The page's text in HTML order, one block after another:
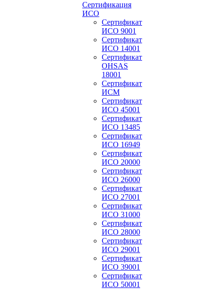
Сертификация
ИСО
Сертификат
ИСО 9001
Сертификат
ИСО 14001
Сертификат
OHSAS
18001
Сертификат
ИСМ
Сертификат
ИСО 45001
Сертификат
ИСО 13485
Сертификат
ИСО 16949
Сертификат
ИСО 20000
Сертификат
ИСО 26000
Сертификат
ИСО 27001
Сертификат
ИСО 31000
Сертификат
ИСО 28000
Сертификат
ИСО 29001
Сертификат
ИСО 39001
Сертификат
ИСО 50001